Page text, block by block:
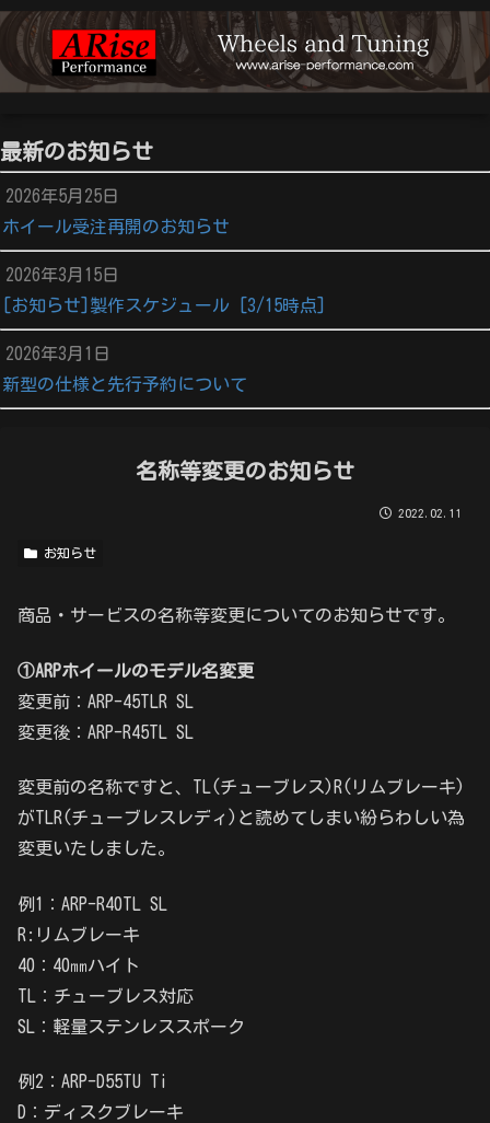
最新のお知らせ
2026年5月25日
ホイール受注再開のお知らせ
2026年3月15日
[お知らせ]製作スケジュール [3/15時点]
2026年3月1日
新型の仕様と先行予約について
名称等変更のお知らせ
2022.02.11
お知らせ
商品・サービスの名称等変更についてのお知らせです。
①ARPホイールのモデル名変更
変更前：ARP-45TLR SL
変更後：ARP-R45TL SL
変更前の名称ですと、TL(チューブレス)R(リムブレーキ)
がTLR(チューブレスレディ)と読めてしまい紛らわしい為
変更いたしました。
例1：ARP-R40TL SL
R:リムブレーキ
40：40㎜ハイト
TL：チューブレス対応
SL：軽量ステンレススポーク
例2：ARP-D55TU Ti
D：ディスクブレーキ